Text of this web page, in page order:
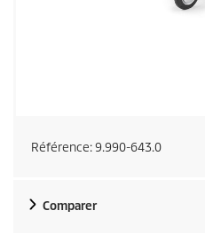
Référence:9.990-643.0
Comparer